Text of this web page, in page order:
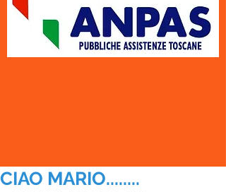
CIAO MARIO........